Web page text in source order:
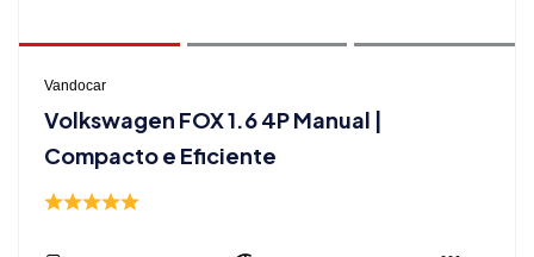
Vandocar
Volkswagen FOX 1.6 4P Manual |
Compacto e Eficiente